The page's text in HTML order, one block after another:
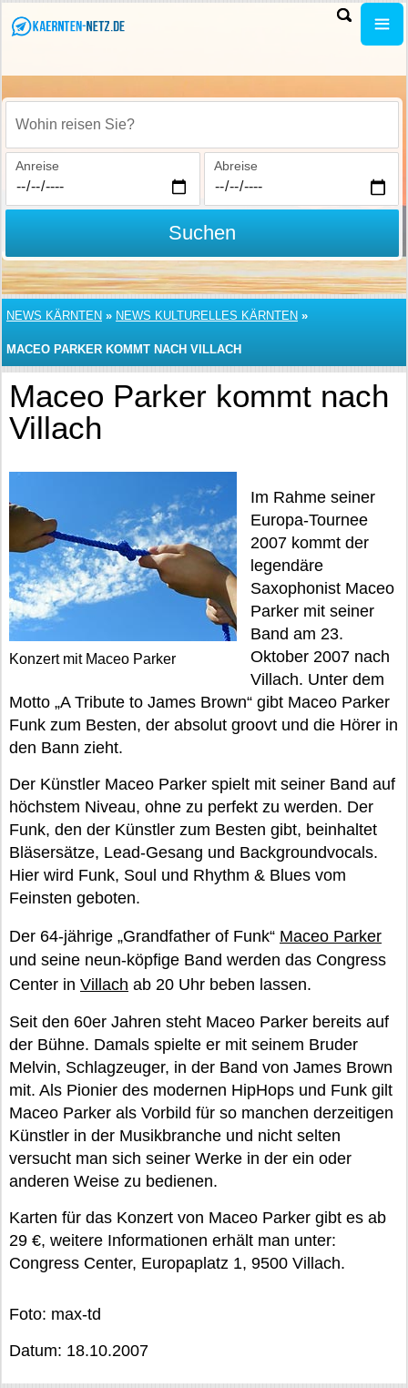
Wohin reisen Sie?
Anreise Abreise
Suchen
NEWS KÄRNTEN » NEWS KULTURELLES KÄRNTEN »
MACEO PARKER KOMMT NACH VILLACH
Maceo Parker kommt nach
Villach
Konzert mit Maceo Parker
Im Rahme seiner
Europa-Tournee
2007 kommt der
legendäre
Saxophonist Maceo
Parker mit seiner
Band am 23.
Oktober 2007 nach
Villach. Unter dem
Motto „A Tribute to James Brown“ gibt Maceo Parker
Funk zum Besten, der absolut groovt und die Hörer in
den Bann zieht.
Der Künstler Maceo Parker spielt mit seiner Band auf
höchstem Niveau, ohne zu perfekt zu werden. Der
Funk, den der Künstler zum Besten gibt, beinhaltet
Bläsersätze, Lead-Gesang und Backgroundvocals.
Hier wird Funk, Soul und Rhythm & Blues vom
Feinsten geboten.
Der 64-jährige „Grandfather of Funk“ Maceo Parker
und seine neun-köpfige Band werden das Congress
Center in Villach ab 20 Uhr beben lassen.
Seit den 60er Jahren steht Maceo Parker bereits auf
der Bühne. Damals spielte er mit seinem Bruder
Melvin, Schlagzeuger, in der Band von James Brown
mit. Als Pionier des modernen HipHops und Funk gilt
Maceo Parker als Vorbild für so manchen derzeitigen
Künstler in der Musikbranche und nicht selten
versucht man sich seiner Werke in der ein oder
anderen Weise zu bedienen.
Karten für das Konzert von Maceo Parker gibt es ab
29 €, weitere Informationen erhält man unter:
Congress Center, Europaplatz 1, 9500 Villach.
Foto: max-td
Datum: 18.10.2007